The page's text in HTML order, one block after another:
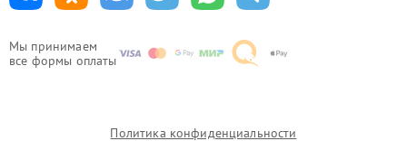
Мы принимаем
все формы оплаты
Политика конфиденциальности